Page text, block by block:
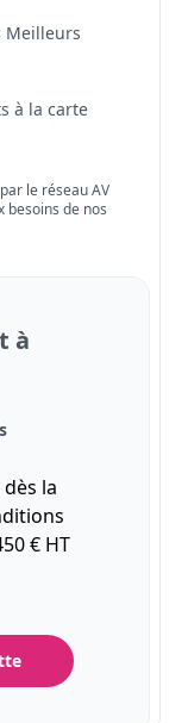
Meilleurs
à la carte
le réseau AV
besoins de nos
à
la
€ HT